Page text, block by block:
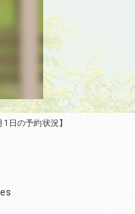
日の予約状況】